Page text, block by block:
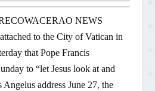
NEWS
to the City of Vatican in
that Pope Francis
to “let Jesus look at and
Angelus address June 27, the